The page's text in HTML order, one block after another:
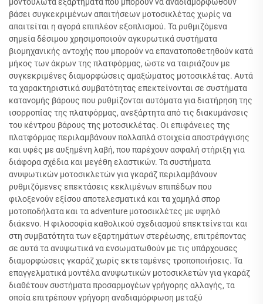
βάσει συγκεκριμένων απαιτήσεων μοτοσικλέτας χωρίς να
απαιτείται η αγορά επιπλέον εξοπλισμού. Τα ρυθμιζόμενα
σημεία δέσιμου χρησιμοποιούν αγκυρωτικά συστήματα
βιομηχανικής αντοχής που μπορούν να επανατοποθετηθούν κατά
μήκος των άκρων της πλατφόρμας, ώστε να ταιριάζουν με
συγκεκριμένες διαμορφώσεις αμαξώματος μοτοσικλέτας. Αυτά
τα χαρακτηριστικά συμβατότητας επεκτείνονται σε συστήματα
κατανομής βάρους που ρυθμίζονται αυτόματα για διατήρηση της
ισορροπίας της πλατφόρμας, ανεξάρτητα από τις διακυμάνσεις
του κέντρου βάρους της μοτοσικλέτας. Οι επιφάνειες της
πλατφόρμας περιλαμβάνουν πολλαπλά στοιχεία αποστράγγισης
και υφές με αυξημένη λαβή, που παρέχουν ασφαλή στήριξη για
διάφορα σχέδια και μεγέθη ελαστικών. Τα συστήματα
ανυψωτικών μοτοσικλετών για γκαράζ περιλαμβάνουν
ρυθμιζόμενες επεκτάσεις κεκλιμένων επιπέδων που
φιλοξενούν εξίσου αποτελεσματικά και τα χαμηλά σπορ
μοτοποδήλατα και τα adventure μοτοσικλέτες με υψηλό
διάκενο. Η φιλοσοφία καθολικού σχεδιασμού επεκτείνεται και
στη συμβατότητα των εξαρτημάτων στερέωσης, επιτρέποντας
σε αυτά τα ανυψωτικά να ενσωματωθούν με τις υπάρχουσες
διαμορφώσεις γκαράζ χωρίς εκτεταμένες τροποποιήσεις. Τα
επαγγελματικά μοντέλα ανυψωτικών μοτοσικλετών για γκαράζ
διαθέτουν συστήματα προσαρμογέων γρήγορης αλλαγής, τα
οποία επιτρέπουν γρήγορη αναδιαμόρφωση μεταξύ